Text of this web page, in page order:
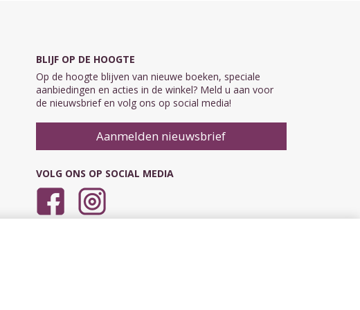
BLIJF OP DE HOOGTE
Op de hoogte blijven van nieuwe boeken, speciale
aanbiedingen en acties in de winkel? Meld u aan voor
de nieuwsbrief en volg ons op social media!
Aanmelden nieuwsbrief
VOLG ONS OP SOCIAL MEDIA